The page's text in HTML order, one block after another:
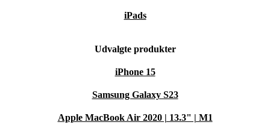
iPads
Udvalgte produkter
iPhone 15
Samsung Galaxy S23
Apple MacBook Air 2020 | 13.3" | M1